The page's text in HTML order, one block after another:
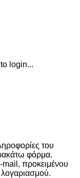
login...
του
φόρμα.
προκειμένου